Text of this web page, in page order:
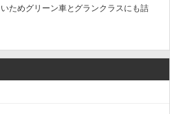
ためグリーン車とグランクラスにも詰